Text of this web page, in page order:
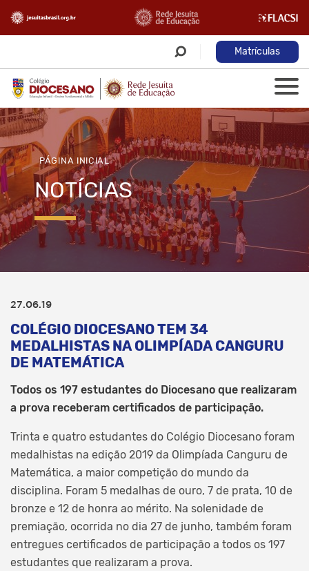
Matrículas
PÁGINA INICIAL
NOTÍCIAS
27.06.19
COLÉGIO DIOCESANO TEM 34
MEDALHISTAS NA OLIMPÍADA CANGURU
DE MATEMÁTICA
Todos os 197 estudantes do Diocesano que realizaram
a prova receberam certificados de participação.
Trinta e quatro estudantes do Colégio Diocesano foram
medalhistas na edição 2019 da Olimpíada Canguru de
Matemática, a maior competição do mundo da
disciplina. Foram 5 medalhas de ouro, 7 de prata, 10 de
bronze e 12 de honra ao mérito. Na solenidade de
premiação, ocorrida no dia 27 de junho, também foram
entregues certificados de participação a todos os 197
estudantes que realizaram a prova.